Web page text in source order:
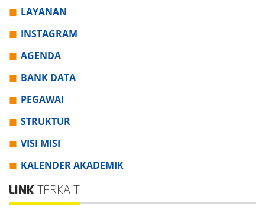
LAYANAN
INSTAGRAM
AGENDA
BANK DATA
PEGAWAI
STRUKTUR
VISI MISI
KALENDER AKADEMIK
LINK TERKAIT